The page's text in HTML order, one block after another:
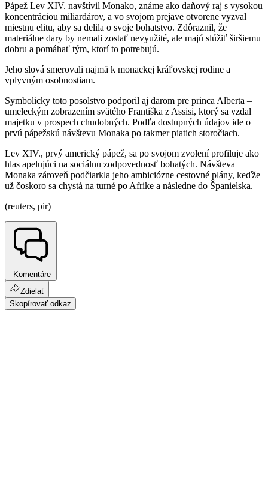
Pápež Lev XIV. navštívil Monako, známe ako daňový raj s vysokou
koncentráciou miliardárov, a vo svojom prejave otvorene vyzval
miestnu elitu, aby sa delila o svoje bohatstvo. Zdôraznil, že
materiálne dary by nemali zostať nevyužité, ale majú slúžiť širšiemu
dobru a pomáhať tým, ktorí to potrebujú.
Jeho slová smerovali najmä k monackej kráľovskej rodine a
vplyvným osobnostiam.
Symbolicky toto posolstvo podporil aj darom pre princa Alberta –
umeleckým zobrazením svätého Františka z Assisi, ktorý sa vzdal
majetku v prospech chudobných. Podľa dostupných údajov ide o
prvú pápežskú návštevu Monaka po takmer piatich storočiach.
Lev XIV., prvý americký pápež, sa po svojom zvolení profiluje ako
hlas apelujúci na sociálnu zodpovednosť bohatých. Návšteva
Monaka zároveň podčiarkla jeho ambiciózne cestovné plány, keďže
už čoskoro sa chystá na turné po Afrike a následne do Španielska.
(reuters, pir)
Komentáre
Zdielať
Skopírovať odkaz